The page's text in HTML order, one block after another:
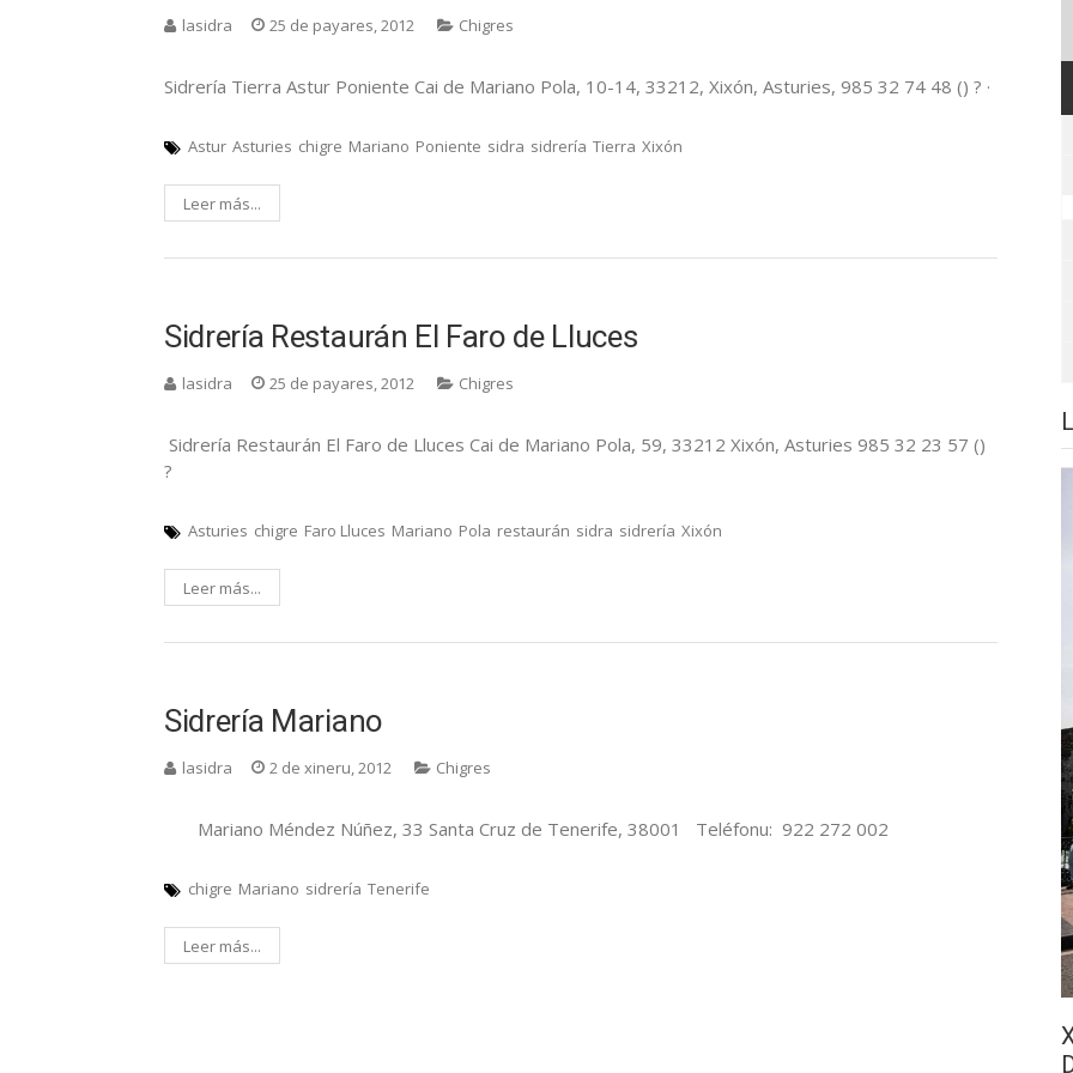
lasidra 25 de payares, 2012 Chigres
Sidrería Tierra Astur Poniente Cai de Mariano Pola, 10-14, 33212, Xixón, Asturies, 985 32 74 48 () ? ·
Astur Asturies chigre Mariano Poniente sidra sidrería Tierra Xixón
Leer más...
Sidrería Restaurán El Faro de Lluces
lasidra 25 de payares, 2012 Chigres
Sidrería Restaurán El Faro de Lluces Cai de Mariano Pola, 59, 33212 Xixón, Asturies 985 32 23 57 ()
?
Asturies chigre Faro Lluces Mariano Pola restaurán sidra sidrería Xixón
Leer más...
Sidrería Mariano
lasidra 2 de xineru, 2012 Chigres
Mariano Méndez Núñez, 33 Santa Cruz de Tenerife, 38001 Teléfonu: 922 272 002
chigre Mariano sidrería Tenerife
Leer más...